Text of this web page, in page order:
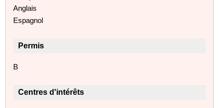
Anglais
Espagnol
Permis
B
Centres d'intérêts